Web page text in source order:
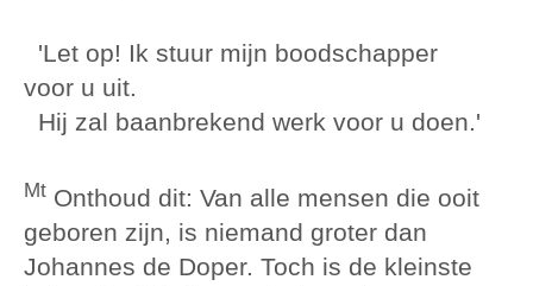
'Let op! Ik stuur mijn boodschapper
voor u uit.
Hij zal baanbrekend werk voor u doen.'
Mt Onthoud dit: Van alle mensen die ooit
geboren zijn, is niemand groter dan
Johannes de Doper. Toch is de kleinste